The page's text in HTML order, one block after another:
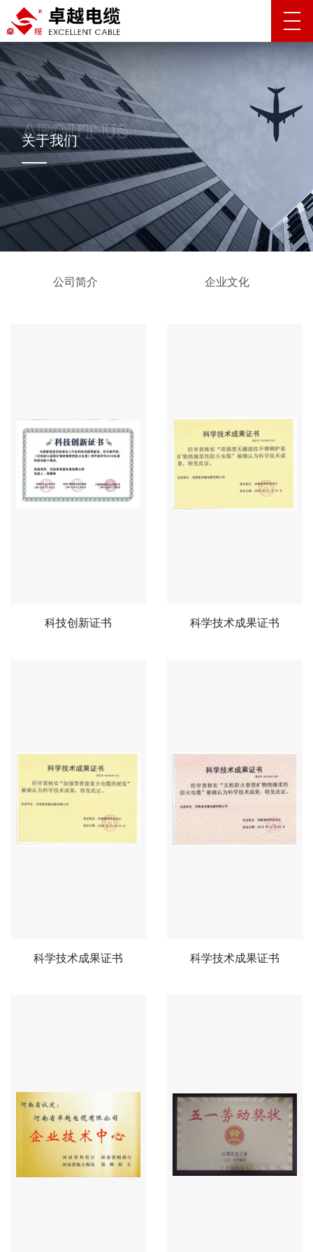
关于我们
公司简介 企业文化
科技创新证书 科学技术成果证书
科学技术成果证书 科学技术成果证书